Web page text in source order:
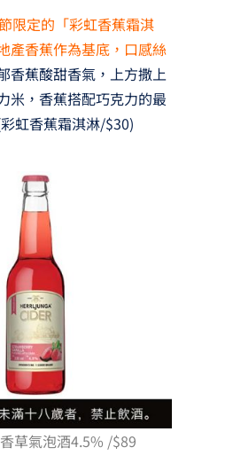
限定的「彩虹香蕉霜淇
產香蕉作為基底，口感絲
香蕉酸甜香氣，上方撒上
米，香蕉搭配巧克力的最
虹香蕉霜淇淋/$30)
草氣泡酒4.5% /$89